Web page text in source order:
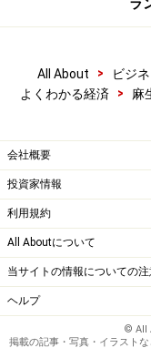
ラ
All About > ビジ
よくわかる経済
> 麻
会社概要
投資家情報
利用規約
All Aboutについて
当サイトの情報についての
ヘルプ
© All
掲載の記事・写真・イラスト